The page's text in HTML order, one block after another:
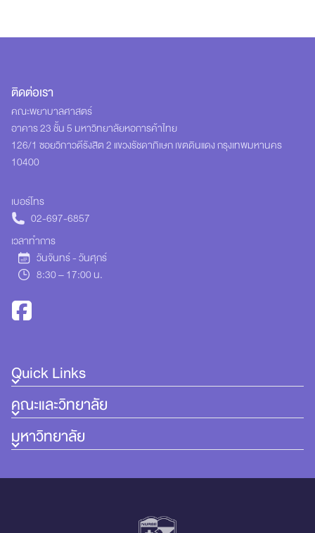
Quick Links
คณะและวิทยาลัย
มหาวิทยาลัย
ติดต่อเรา
คณะพยาบาลศาสตร์
อาคาร 23 ชั้น 5 มหาวิทยาลัยหอการค้าไทย
126/1 ซอยวิภาวดีรังสิต 2 แขวงรัชดาภิเษก เขตดินแดง กรุงเทพมหานคร
10400
เบอร์โทร
02-697-6857
เวลาทำการ
วันจันทร์ - วันศุกร์
8:30 – 17:00 น.